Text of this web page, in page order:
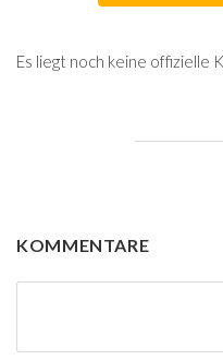
Es liegt noch keine offizielle
KOMMENTARE